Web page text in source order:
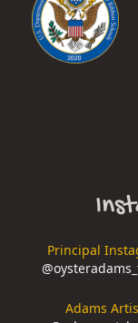
Principal
@
Adams